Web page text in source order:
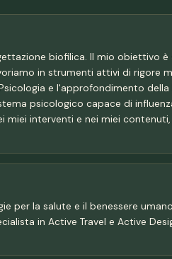
biofilica. Il mio obiettivo è
in strumenti attivi di rigore
e l'approfondimento della
psicologico capace di
miei interventi e nei miei
per la salute e il benessere
in Active Travel e Active